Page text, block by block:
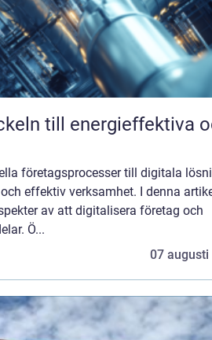
företagsprocesser till digitala
effektiv verksamhet. I denna
av att digitalisera företag och
Ö...
07 augusti